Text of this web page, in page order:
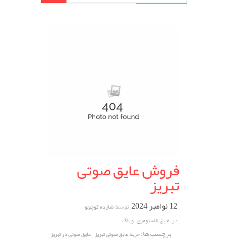
فروش عایق صوتی
تبریز
12 نوامبر 2024 توسط:شازده کوچولو
در:عایق الاستومری ,وبلاگ
برچسب ها:خرید عایق صوتی تبریز ,عایق صوتی در تبریز ,